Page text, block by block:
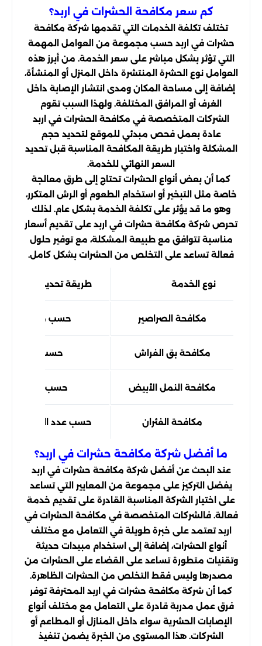
كم سعر مكافحة الحشرات في اربد؟
تختلف تكلفة الخدمات التي تقدمها شركة مكافحة
حشرات في اربد حسب مجموعة من العوامل المهمة
التي تؤثر بشكل مباشر على سعر الخدمة. من أبرز هذه
العوامل نوع الحشرة المنتشرة داخل المنزل أو المنشأة،
إضافة إلى مساحة المكان ومدى انتشار الإصابة داخل
الغرف أو المرافق المختلفة. ولهذا السبب تقوم
الشركات المتخصصة في مكافحة الحشرات في اربد
عادة بعمل فحص مبدئي للموقع لتحديد حجم
المشكلة واختيار طريقة المكافحة المناسبة قبل تحديد
السعر النهائي للخدمة.
كما أن بعض أنواع الحشرات تحتاج إلى طرق معالجة
خاصة مثل التبخير أو استخدام الطعوم أو الرش المتكرر،
وهو ما قد يؤثر على تكلفة الخدمة بشكل عام. لذلك
تحرص شركة مكافحة حشرات في اربد على تقديم أسعار
مناسبة تتوافق مع طبيعة المشكلة، مع توفير حلول
فعالة تساعد على التخلص من الحشرات بشكل كامل.
نوع الخدمة طريقة تحديد السعر
مكافحة الصراصير حسب مساحة
مكافحة بق الفراش حسب عدد
مكافحة النمل الأبيض حسب شدة
مكافحة الفئران حسب عدد الطعوم
ما أفضل شركة مكافحة حشرات في اربد؟
عند البحث عن أفضل شركة مكافحة حشرات في اربد
يفضل التركيز على مجموعة من المعايير التي تساعد
على اختيار الشركة المناسبة القادرة على تقديم خدمة
فعالة. فالشركات المتخصصة في مكافحة الحشرات في
اربد تعتمد على خبرة طويلة في التعامل مع مختلف
أنواع الحشرات، إضافة إلى استخدام مبيدات حديثة
وتقنيات متطورة تساعد على القضاء على الحشرات من
مصدرها وليس فقط التخلص من الحشرات الظاهرة.
كما أن شركة مكافحة حشرات في اربد المحترفة توفر
فرق عمل مدربة قادرة على التعامل مع مختلف أنواع
الإصابات الحشرية سواء داخل المنازل أو المطاعم أو
الشركات. هذا المستوى من الخبرة يضمن تنفيذ